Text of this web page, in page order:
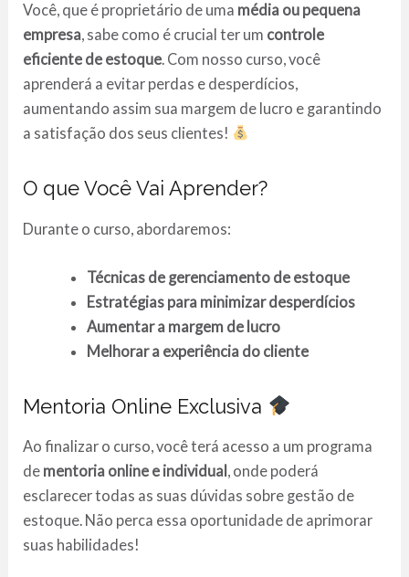
Você, que é proprietário de uma média ou pequena
empresa, sabe como é crucial ter um controle
eficiente de estoque. Com nosso curso, você
aprenderá a evitar perdas e desperdícios,
aumentando assim sua margem de lucro e garantindo
a satisfação dos seus clientes!
O que Você Vai Aprender?
Durante o curso, abordaremos:
Técnicas de gerenciamento de estoque
Estratégias para minimizar desperdícios
Aumentar a margem de lucro
Melhorar a experiência do cliente
Mentoria Online Exclusiva
Ao finalizar o curso, você terá acesso a um programa
de mentoria online e individual, onde poderá
esclarecer todas as suas dúvidas sobre gestão de
estoque. Não perca essa oportunidade de aprimorar
suas habilidades!